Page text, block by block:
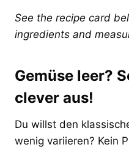
See the recipe card
ingredients and
Gemüse leer?
clever aus!
Du willst den
wenig variieren? Kein